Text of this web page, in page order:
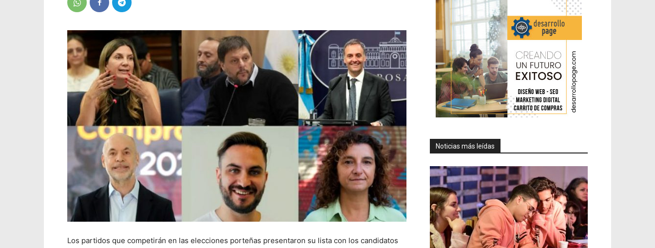
Los partidos que competirán en las elecciones porteñas presentaron su lista con los candidatos
Noticias más leídas